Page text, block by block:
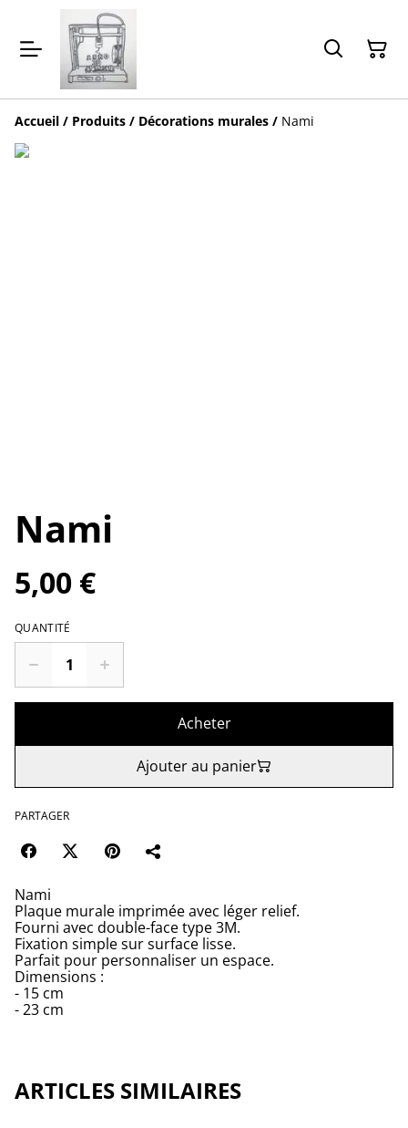
Accueil / Produits / Décorations murales / Nami
Nami
5,00 €
QUANTITÉ
Acheter
Ajouter au panier
PARTAGER
Nami
Plaque murale imprimée avec léger relief.
Fourni avec double-face type 3M.
Fixation simple sur surface lisse.
Parfait pour personnaliser un espace.
Dimensions :
- 15 cm
- 23 cm
ARTICLES SIMILAIRES